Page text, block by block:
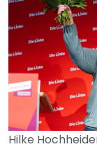
Hilke